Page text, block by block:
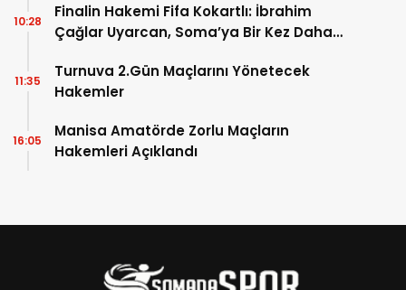
Finalin Hakemi Fifa Kokartlı: İbrahim
Çağlar Uyarcan, Soma’ya Bir Kez Daha
10:28
Turnuva 2.Gün Maçlarını Yönetecek
Hakemler
11:35
Manisa Amatörde Zorlu Maçların
Hakemleri Açıklandı
16:05